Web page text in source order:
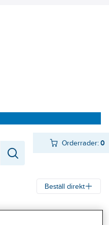
Orderrader:0
Beställ direkt